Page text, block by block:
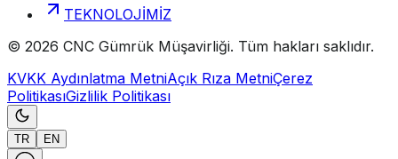
TEKNOLOJİMİZ
© 2026 CNC Gümrük Müşavirliği. Tüm hakları saklıdır.
KVKK Aydınlatma MetniAçık Rıza MetniÇerez
PolitikasıGizlilik Politikası
TR EN